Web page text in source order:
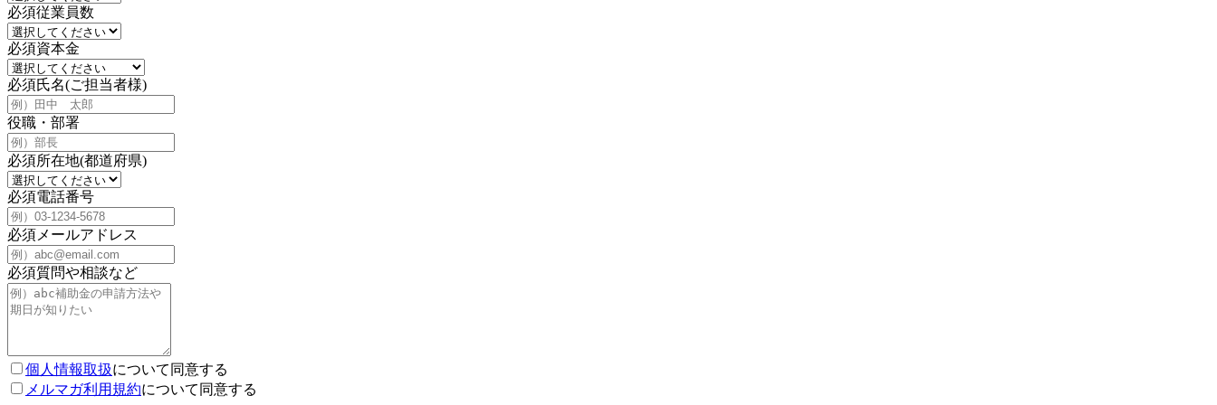
必須従業員数
必須資本金
必須氏名(ご担当者様)
役職・部署
必須所在地(都道府県)
必須電話番号
必須 メールアドレス
必須質問や相談など
個人情報取扱について同意する
メルマガ利用規約について同意する